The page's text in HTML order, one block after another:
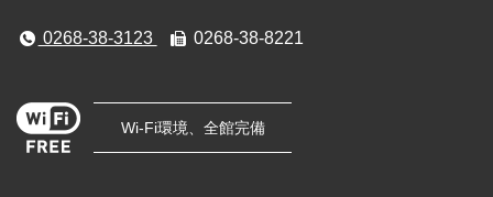
0268-38-3123 0268-38-8221
Wi-Fi環境、全館完備